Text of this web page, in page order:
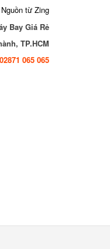
Nguồn từ Zing
Bay Giá Rẻ
TP.HCM
065 065